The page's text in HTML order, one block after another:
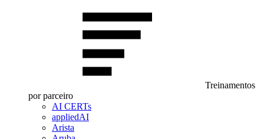
Treinamentos
por parceiro
AI CERTs
appliedAI
Arista